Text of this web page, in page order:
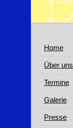
Home
Über uns
Termine
Galerie
Presse